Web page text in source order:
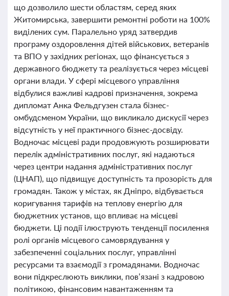
що дозволило шести областям, серед яких
Житомирська, завершити ремонтні роботи на 100%
виділених сум. Паралельно уряд затвердив
програму оздоровлення дітей військових, ветеранів
та ВПО у західних регіонах, що фінансується з
державного бюджету та реалізується через місцеві
органи влади. У сфері місцевого управління
відбулися важливі кадрові призначення, зокрема
дипломат Анка Фельдгузен стала бізнес-
омбудсменом України, що викликало дискусії через
відсутність у неї практичного бізнес-досвіду.
Водночас місцеві ради продовжують розширювати
перелік адміністративних послуг, які надаються
через центри надання адміністративних послуг
(ЦНАП), що підвищує доступність та прозорість для
громадян. Також у містах, як Дніпро, відбувається
коригування тарифів на теплову енергію для
бюджетних установ, що впливає на місцеві
бюджети. Ці події ілюструють тенденції посилення
ролі органів місцевого самоврядування у
забезпеченні соціальних послуг, управлінні
ресурсами та взаємодії з громадянами. Водночас
вони підкреслюють виклики, пов’язані з кадровою
політикою, фінансовим навантаженням та